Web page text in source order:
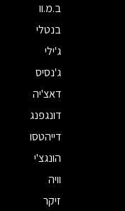
ב.מ.וו
בנטלי
ג'ילי
ג'נסיס
דאצ'יה
דונגפנג
דייהטסו
הונגצ'י
וויה
זיקר